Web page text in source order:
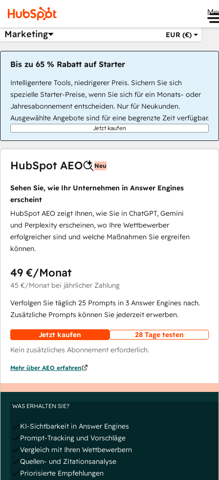
Marketing EUR (€)
Bis zu 65 % Rabatt auf Starter
Intelligentere Tools, niedrigerer Preis. Sichern Sie sich
spezielle Starter-Preise, wenn Sie sich für ein Monats- oder
Jahresabonnement entscheiden. Nur für Neukunden.
Ausgewählte Angebote sind für eine begrenzte Zeit verfügbar.
Jetzt kaufen
HubSpot AEO Neu
Sehen Sie, wie Ihr Unternehmen in Answer Engines
erscheint
HubSpot AEO zeigt Ihnen, wie Sie in ChatGPT, Gemini
und Perplexity erscheinen, wo Ihre Wettbewerber
erfolgreicher sind und welche Maßnahmen Sie ergreifen
können.
49 €/Monat
45 €/Monat bei jährlicher Zahlung
Verfolgen Sie täglich 25 Prompts in 3 Answer Engines nach.
Zusätzliche Prompts können Sie jederzeit erwerben.
Jetzt kaufen
28 Tage testen
Kein zusätzliches Abonnement erforderlich.
Mehr über AEO erfahren
WAS ERHALTEN SIE?
KI-Sichtbarkeit in Answer Engines
Prompt-Tracking und Vorschläge
Vergleich mit Ihren Wettbewerbern
Quellen- und Zitationsanalyse
Priorisierte Empfehlungen